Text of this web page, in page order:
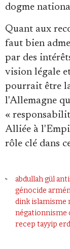
dogme
Quant aux
faut bien
par des
vision légale
pourrait être
l'Allemagne
«
Alliée à
rôle clé dans
abdullah gül
génocide
dink islamisme
négationnisme
recep tayyip